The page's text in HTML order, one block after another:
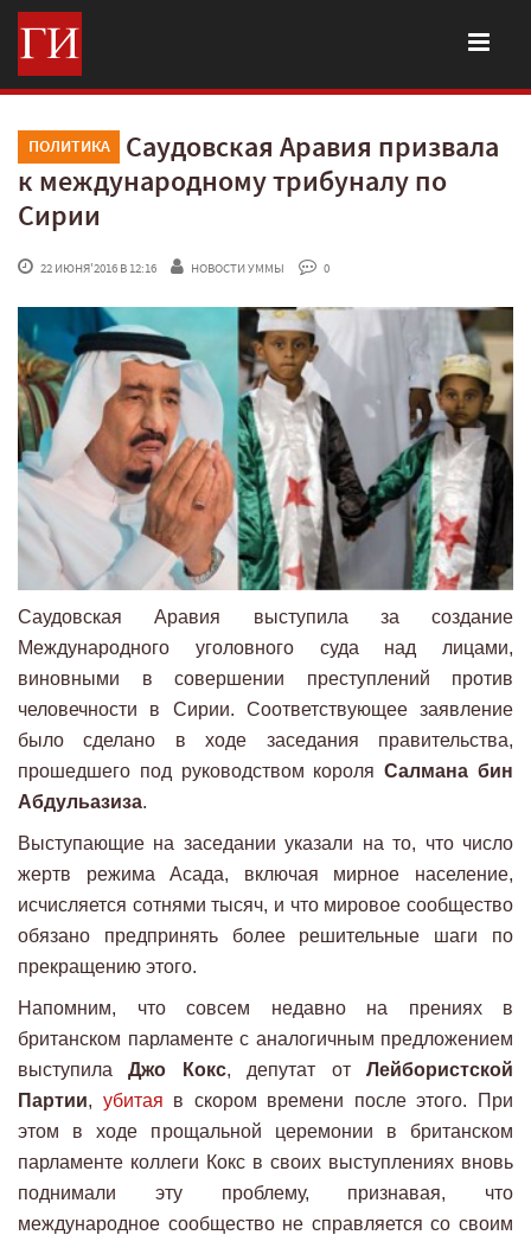
ПОЛИТИКА
Саудовская Аравия призвала
к международному трибуналу по
Сирии
22 ИЮНЯ'2016 В 12:16 НОВОСТИ УММЫ 0
Саудовская Аравия выступила за создание
Международного уголовного суда над лицами,
виновными в совершении преступлений против
человечности в Сирии. Соответствующее заявление
было сделано в ходе заседания правительства,
прошедшего под руководством короляСалмана бин
Абдульазиза.
Выступающие на заседании указали на то, что число
жертв режима Асада, включая мирное население,
исчисляется сотнями тысяч, и что мировое сообщество
обязано предпринять более решительные шаги по
прекращению этого.
Напомним, что совсем недавно на прениях в
британском парламенте с аналогичным предложением
выступилаДжо Кокс, депутат отЛейбористской
Партии, убитая в скором времени после этого. При
этом в ходе прощальной церемонии в британском
парламенте коллеги Кокс в своих выступлениях вновь
поднимали эту проблему, признавая, что
международное сообщество не справляется со своим